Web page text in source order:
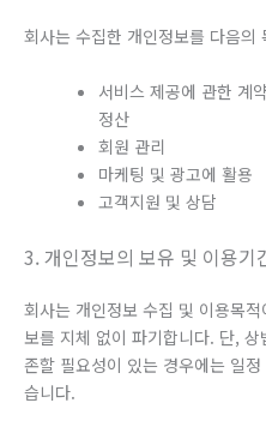
회사는 수집한 개인정보를 다음의
서비스 제공에 관한 계
정산
회원 관리
마케팅 및 광고에 활용
고객지원 및 상담
3. 개인정보의 보유 및 이용기
회사는 개인정보 수집 및 이용목
보를 지체 없이 파기합니다. 단,
존할 필요성이 있는 경우에는 일
습니다.